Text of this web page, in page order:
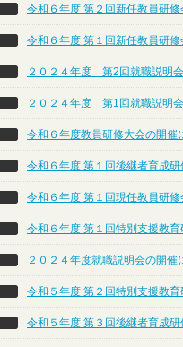
令和６年度 第２回新任教員研修
令和６年度 第１回新任教員研修
２０２４年度 第2回就職説明
２０２４年度 第1回就職説明
令和６年度教員研修大会の開催
令和６年度 第１回後継者育成
令和６年度 第１回現任教員研
令和６年度 第１回特別支援教
２０２４年度就職説明会の開催
令和５年度 第２回特別支援教
令和５年度 第３回後継者育成